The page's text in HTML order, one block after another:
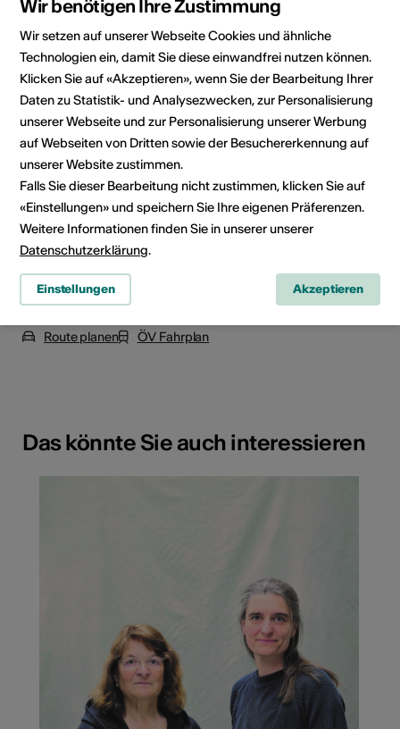
Veranstaltungsort
Chemin des Dents Blanches 28, 1874 Champéry
Route planen
ÖV Fahrplan
Das könnte Sie auch interessieren
Wir benötigen Ihre Zustimmung
Wir setzen auf unserer Webseite Cookies und ähnliche
Technologien ein, damit Sie diese einwandfrei nutzen können.
Klicken Sie auf «Akzeptieren», wenn Sie der Bearbeitung Ihrer
Daten zu Statistik- und Analysezwecken, zur Personalisierung
unserer Webseite und zur Personalisierung unserer Werbung
auf Webseiten von Dritten sowie der Besuchererkennung auf
unserer Website zustimmen.
Falls Sie dieser Bearbeitung nicht zustimmen, klicken Sie auf
«Einstellungen» und speichern Sie Ihre eigenen Präferenzen.
Weitere Informationen finden Sie in unserer unserer
Datenschutzerklärung.
Einstellungen Akzeptieren